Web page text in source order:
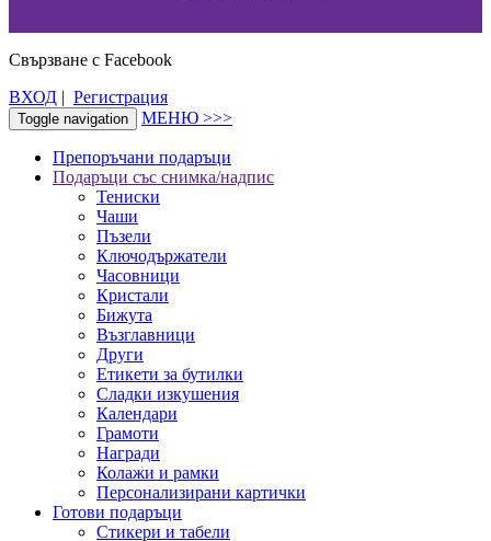
Свързване с Facebook
ВХОД | Регистрация
Toggle navigation МЕНЮ >>>
Препоръчани подаръци
Подаръци със снимка/надпис
Тениски
Чаши
Пъзели
Ключодържатели
Часовници
Кристали
Бижута
Възглавници
Други
Етикети за бутилки
Сладки изкушения
Календари
Грамоти
Награди
Колажи и рамки
Персонализирани картички
Готови подаръци
Стикери и табели